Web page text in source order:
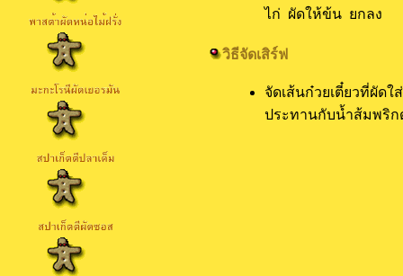
ไก่ ผัดให้ข้น ยกลง
วิธีจัดเสิร์ฟ
จัดเส้นก๋วยเตี๋ยวที่ผัด
ประทานกับน้ำส้มพริก